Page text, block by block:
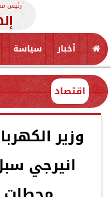
رئيس
أخبار سياسة
اقتصاد
وزير
انيرجي